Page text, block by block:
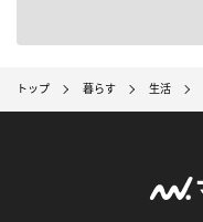
トップ 暮らす 生活